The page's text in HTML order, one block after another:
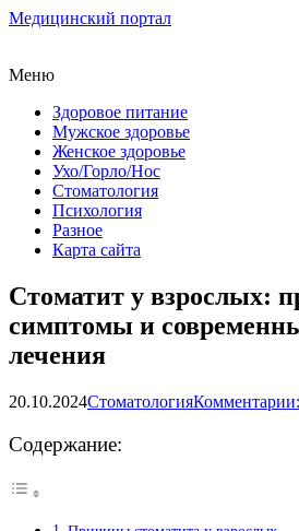
Медицинский портал
Меню
Здоровое питание
Мужское здоровье
Женское здоровье
Ухо/Горло/Нос
Стоматология
Психология
Разное
Карта сайта
Стоматит у взрослых:
симптомы и
лечения
20.10.2024Стоматология
Содержание: